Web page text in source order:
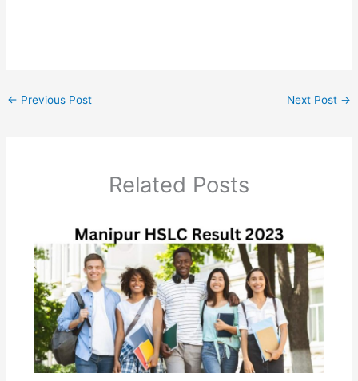
← Previous Post Next Post →
Related Posts